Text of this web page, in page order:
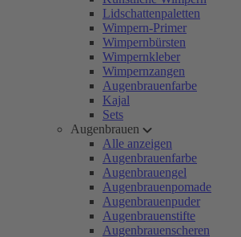
Lidschattenpaletten
Wimpern-Primer
Wimpernbürsten
Wimpernkleber
Wimpernzangen
Augenbrauenfarbe
Kajal
Sets
Augenbrauen
Alle anzeigen
Augenbrauenfarbe
Augenbrauengel
Augenbrauenpomade
Augenbrauenpuder
Augenbrauenstifte
Augenbrauenscheren